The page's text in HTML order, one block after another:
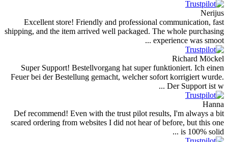
Excellent store! Friendly and professional
shipping, and the item arrived well packaged. The
Super Support! Bestellvorgang hat super
Feuer bei der Bestellung gemacht, welcher sofort
Def recommend! Even with the trust pilot results,
scared ordering from websites I did not hear of